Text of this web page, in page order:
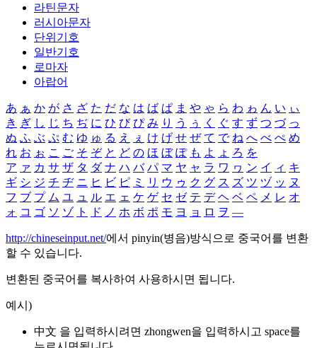
라틴문자
러시아문자
단위기호
일반기호
로마자
아랍어
あ ぁ か が さ ざ た だ な は ば ぱ ま や ゃ ら わ ゎ ん い ぃ
き ぎ し じ ち ぢ に ひ び ぴ み り う ぅ く ぐ す ず つ づ っ
ぬ ふ ぶ ぷ む ゆ ゅ る え ぇ け げ せ ぜ て で ね へ べ ぺ め
れ お ぉ こ ご そ ぞ と ど の ほ ぼ ぽ も よ ょ ろ を
ア ァ カ サ ザ タ ダ ナ ハ バ パ マ ヤ ャ ラ ワ ヮ ン イ ィ キ
ギ シ ジ チ ヂ ニ ヒ ビ ピ ミ リ ウ ゥ ク グ ス ズ ツ ヅ ッ ヌ
フ ブ プ ム ユ ュ ル エ ェ ケ ゲ セ ゼ テ デ ヘ ベ ペ メ レ オ
ォ コ ゴ ソ ゾ ト ド ノ ホ ボ ポ モ ヨ ョ ロ ヲ ―
http://chineseinput.net/에서 pinyin(병음)방식으로 중국어를 변환
할 수 있습니다.
변환된 중국어를 복사하여 사용하시면 됩니다.
예시)
中文 을 입력하시려면 zhongwen을 입력하시고 space를